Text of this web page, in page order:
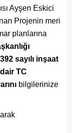
Ayşen Eskici
Projenin meri
planlarına
sayılı inşaat
TC
bilgilerinize